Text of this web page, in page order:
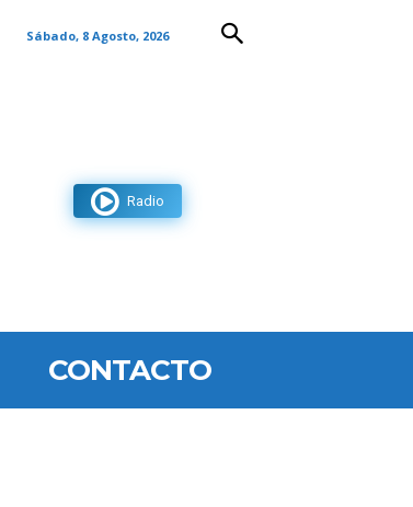
Sábado, 8 Agosto, 2026
Radio
CONTACTO